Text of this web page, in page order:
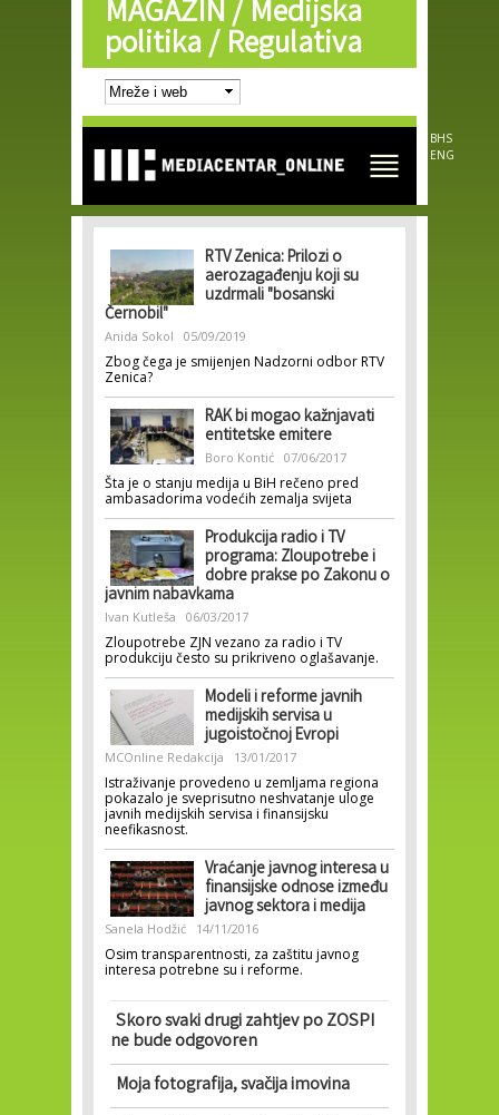
Skip to
main
content
MAGAZIN /Medijska
politika / Regulativa
BHS
ENG
RTV Zenica: Prilozi o
aerozagađenju koji su
uzdrmali "bosanski
Černobil"
Anida Sokol 05/09/2019
Zbog čega je smijenjen Nadzorni odbor RTV
Zenica?
RAK bi mogao kažnjavati
entitetske emitere
Boro Kontić 07/06/2017
Šta je o stanju medija u BiH rečeno pred
ambasadorima vodećih zemalja svijeta
Produkcija radio i TV
programa: Zloupotrebe i
dobre prakse po Zakonu o
javnim nabavkama
Ivan Kutleša 06/03/2017
Zloupotrebe ZJN vezano za radio i TV
produkciju često su prikriveno oglašavanje.
Modeli i reforme javnih
medijskih servisa u
jugoistočnoj Evropi
MCOnline Redakcija 13/01/2017
Istraživanje provedeno u zemljama regiona
pokazalo je sveprisutno neshvatanje uloge
javnih medijskih servisa i finansijsku
neefikasnost.
Vraćanje javnog interesa u
finansijske odnose između
javnog sektora i medija
Sanela Hodžić 14/11/2016
Osim transparentnosti, za zaštitu javnog
interesa potrebne su i reforme.
Skoro svaki drugi zahtjev po ZOSPI
ne bude odgovoren
Moja fotografija, svačija imovina